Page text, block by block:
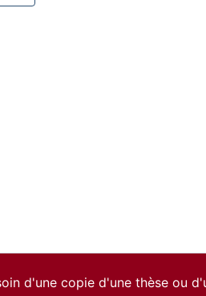
d'une copie d'une thèse ou